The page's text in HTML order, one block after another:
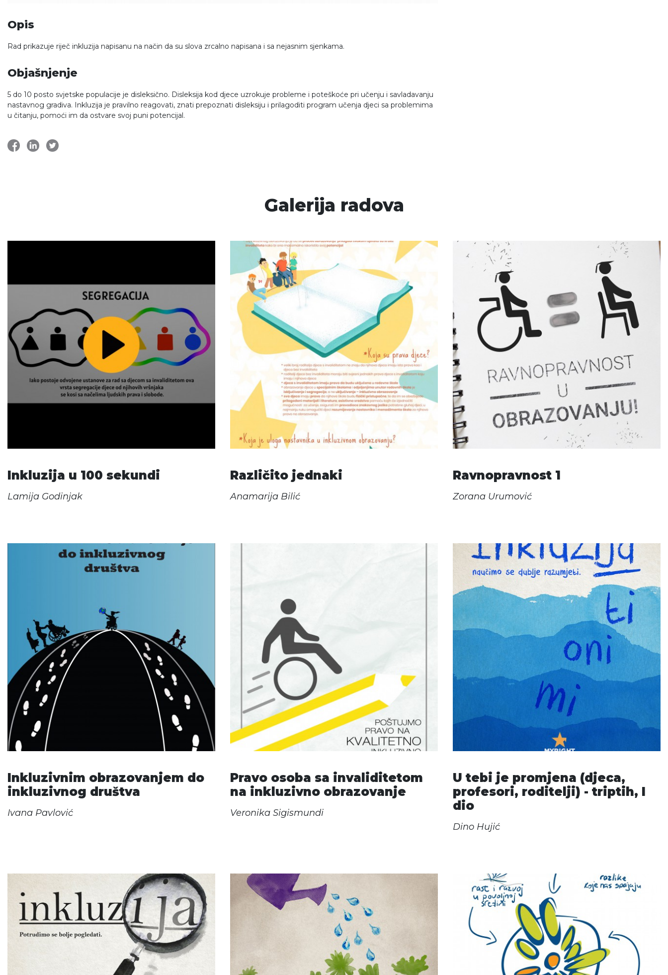
Opis
Rad prikazuje riječ inkluzija napisanu na način da su slova zrcalno napisana i sa nejasnim sjenkama.
Objašnjenje
5 do 10 posto svjetske populacije je disleksično. Disleksija kod djece uzrokuje probleme i poteškoće pri učenju i savladavanju
nastavnog gradiva. Inkluzija je pravilno reagovati, znati prepoznati disleksiju i prilagoditi program učenja djeci sa problemima
u čitanju, pomoći im da ostvare svoj puni potencijal.
Galerija radova
Inkluzija u 100 sekundi
Lamija Godinjak
Različito jednaki
Anamarija Bilić
Ravnopravnost 1
Zorana Urumović
Inkluzivnim obrazovanjem do
inkluzivnog društva
Ivana Pavlović
Pravo osoba sa invaliditetom
na inkluzivno obrazovanje
Veronika Sigismundi
U tebi je promjena (djeca,
profesori, roditelji) - triptih, I
dio
Dino Hujić